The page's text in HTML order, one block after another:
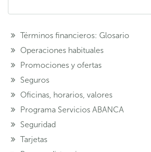
Términos financieros: Glosario
Operaciones habituales
Promociones y ofertas
Seguros
Oficinas, horarios, valores
Programa Servicios ABANCA
Seguridad
Tarjetas